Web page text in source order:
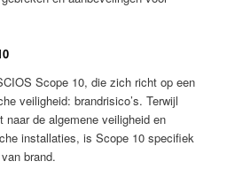
Scope 10, die zich richt op een
veiligheid: brandrisico’s. Terwijl
de algemene veiligheid en
installaties, is Scope 10 specifiek
brand.